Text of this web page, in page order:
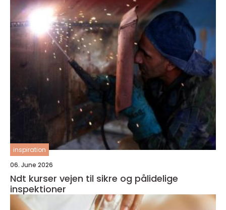
inspiration
06. June 2026
Ndt kurser vejen til sikre og pålidelige
inspektioner